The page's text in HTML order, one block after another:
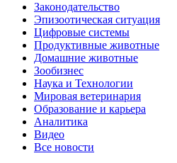
Законодательство
Эпизоотическая ситуация
Цифровые системы
Продуктивные животные
Домашние животные
Зообизнес
Наука и Технологии
Мировая ветеринария
Образование и карьера
Аналитика
Видео
Все новости